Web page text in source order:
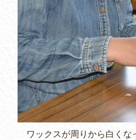
ワックスが周りから白くな